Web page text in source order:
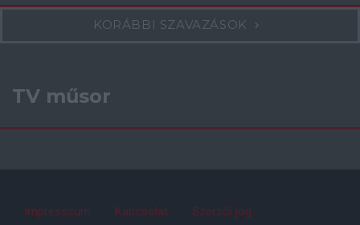
KORÁBBI SZAVAZÁSOK
TV műsor
Impresszum Kapcsolat Szerzői jog